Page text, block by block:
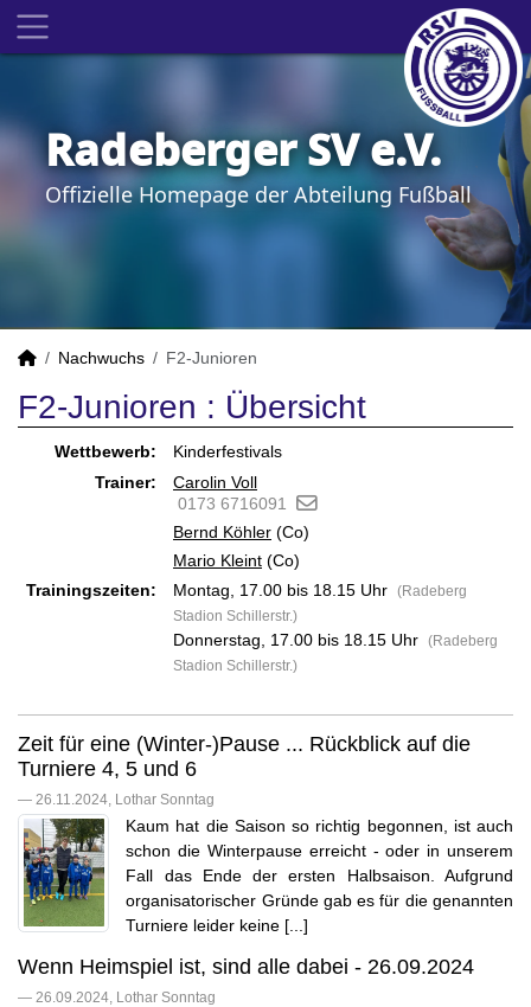
Radeberger SV e.V.
Offizielle Homepage der Abteilung Fußball
Nachwuchs F2-Junioren
F2-Junioren : Übersicht
Wettbewerb:
Kinderfestivals
Trainer:
Carolin Voll
0173 6716091
Bernd Köhler (Co)
Mario Kleint (Co)
Trainingszeiten:
Montag, 17.00 bis 18.15 Uhr (Radeberg
Stadion Schillerstr.)
Donnerstag, 17.00 bis 18.15 Uhr (Radeberg
Stadion Schillerstr.)
Zeit für eine (Winter-)Pause ... Rückblick auf die
Turniere 4, 5 und 6
— 26.11.2024, Lothar Sonntag
Kaum hat die Saison so richtig begonnen, ist auch
schon die Winterpause erreicht - oder in unserem
Fall das Ende der ersten Halbsaison. Aufgrund
organisatorischer Gründe gab es für die genannten
Turniere leider keine [...]
Wenn Heimspiel ist, sind alle dabei - 26.09.2024
— 26.09.2024, Lothar Sonntag